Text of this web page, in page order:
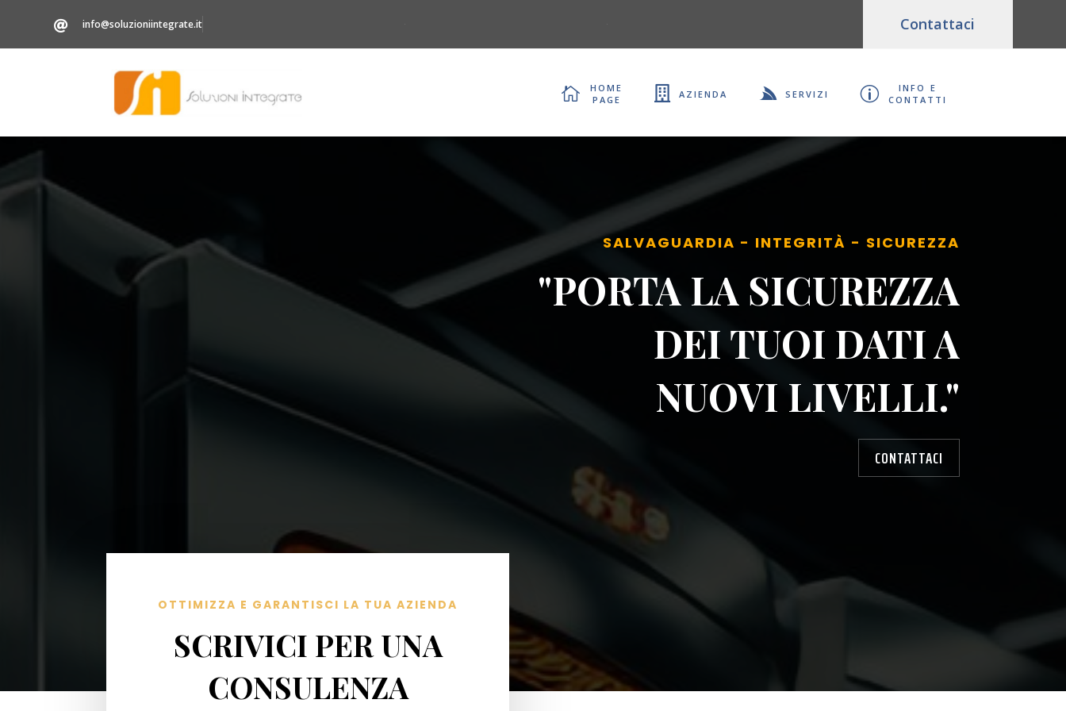
 info@soluzioniintegrate.it Contattaci
 home
page  azienda  servizi p info e
contatti
SALVAGUARDIA - INTEGRITÀ - SICUREZZA
"PORTA LA SICUREZZA
DEI TUOI DATI A
NUOVI LIVELLI."
CONTATTACI
OTTIMIZZA E GARANTISCI LA TUA AZIENDA
SCRIVICI PER UNA
CONSULENZA